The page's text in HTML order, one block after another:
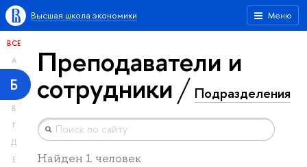
Меню
Высшая школа экономики
ВСЕ
А
Б
В
Г
Д
Е
Преподаватели и
сотрудники Подразделения
Найден 1 человек